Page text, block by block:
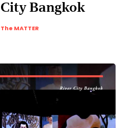
Bangkok
The MATTER